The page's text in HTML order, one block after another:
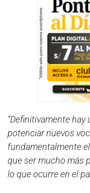
“Definitivamente
potenciar nuevos
fundamentalmente
que ser mucho más
lo que ocurre en el